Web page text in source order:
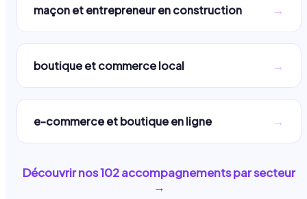
maçon et entrepreneur en construction →
boutique et commerce local →
e-commerce et boutique en ligne →
Découvrir nos102accompagnements par secteur
→